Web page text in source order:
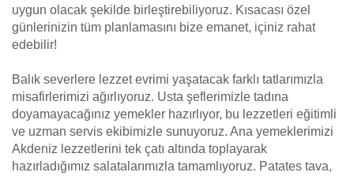
uygun olacak şekilde birleştirebiliyoruz. Kısacası özel
günlerinizin tüm planlamasını bize emanet, içiniz rahat
edebilir!
Balık severlere lezzet evrimi yaşatacak farklı tatlarımızla
misafirlerimizi ağırlıyoruz. Usta şeflerimizle tadına
doyamayacağınız yemekler hazırlıyor, bu lezzetleri eğitimli
ve uzman servis ekibimizle sunuyoruz. Ana yemeklerimizi
Akdeniz lezzetlerini tek çatı altında toplayarak
hazırladığımız salatalarımızla tamamlıyoruz. Patates tava,